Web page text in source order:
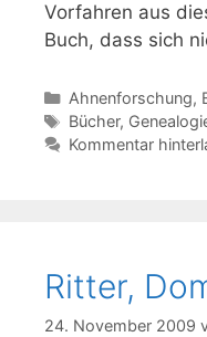
Vorfahren aus
Buch, dass sich
Kategorien
Ahnenforschung,
Schlagwörter
Bücher,
Kommentar
Ritter,
24. November 2009